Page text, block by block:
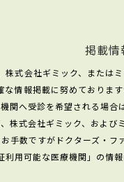
掲載情
式会社ギミック、または
な情報掲載に努めておりま
関へ受診を希望される場合
株式会社ギミック、およ
手数ですがドクターズ・フ
用可能な医療機関」の情